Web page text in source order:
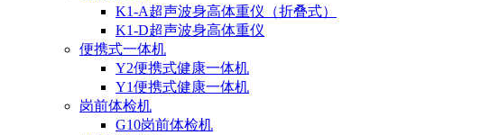
K1-A超声波身高体重仪（折叠式）
K1-D超声波身高体重仪
便携式一体机
Y2便携式健康一体机
Y1便携式健康一体机
岗前体检机
G10岗前体检机